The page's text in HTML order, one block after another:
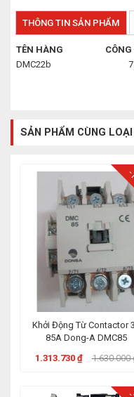
THÔNG TIN SẢN PHẨM
TÊN HÀNG
DMC22b
SẢN PHẨM CÙNG LOẠI
-
Khởi Động Từ Contactor
85A Dong-A DMC85
1.313.730 ₫
1.630.000